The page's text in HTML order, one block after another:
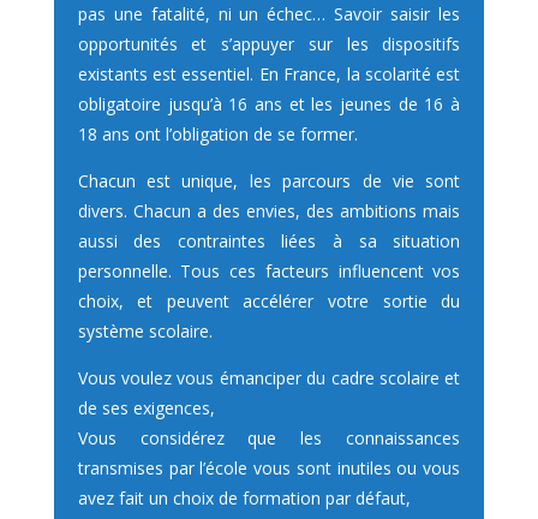
pas une fatalité, ni un échec… Savoir saisir les
opportunités et s’appuyer sur les dispositifs
existants est essentiel. En France, la scolarité est
obligatoire jusqu’à 16 ans et les jeunes de 16 à
18 ans ont l’obligation de se former.
Chacun est unique, les parcours de vie sont
divers. Chacun a des envies, des ambitions mais
aussi des contraintes liées à sa situation
personnelle. Tous ces facteurs influencent vos
choix, et peuvent accélérer votre sortie du
système scolaire.
Vous voulez vous émanciper du cadre scolaire et
de ses exigences,
Vous considérez que les connaissances
transmises par l’école vous sont inutiles ou vous
avez fait un choix de formation par défaut,